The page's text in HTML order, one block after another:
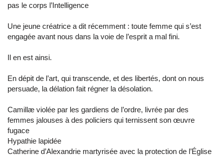
pas le corps l’Intelligence
Une jeune créatrice a dit récemment : toute femme qui s’est
engagée avant nous dans la voie de l’esprit a mal fini.
Il en est ainsi.
En dépit de l’art, qui transcende, et des libertés, dont on nous
persuade, la délation fait régner la désolation.
Camillæ violée par les gardiens de l’ordre, livrée par des
femmes jalouses à des policiers qui ternissent son œuvre
fugace
Hypathie lapidée
Catherine d’Alexandrie martyrisée avec la protection de l’Église